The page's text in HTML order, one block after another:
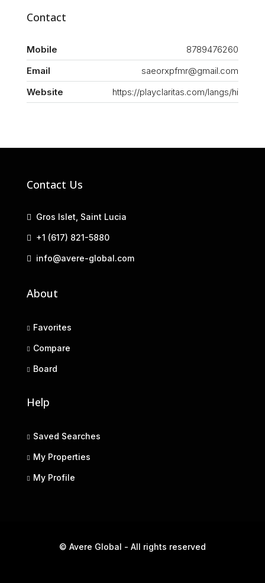
Contact
Mobile
8789476260
Email
saeorxpfmr@gmail.com
Website
https://playclaritas.com/langs/hi
Contact Us
Gros Islet, Saint Lucia
+1 (617) 821-5880
info@avere-global.com
About
Favorites
Compare
Board
Help
Saved Searches
My Properties
My Profile
© Avere Global - All rights reserved